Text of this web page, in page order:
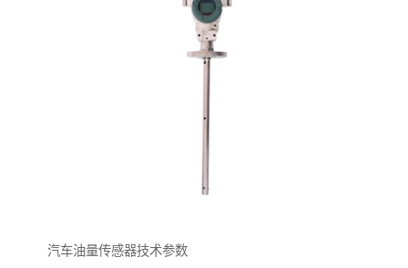
汽车油量传感器技术参数